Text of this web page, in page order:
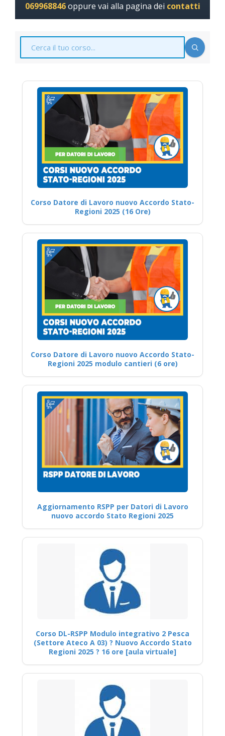
069968846oppure vai alla pagina dei contatti
Corso Datore di Lavoro nuovo Accordo Stato-
Regioni 2025 (16 Ore)
Corso Datore di Lavoro nuovo Accordo Stato-
Regioni 2025 modulo cantieri (6 ore)
Aggiornamento RSPP per Datori di Lavoro
nuovo accordo Stato Regioni 2025
Corso DL-RSPP Modulo integrativo 2 Pesca
(Settore Ateco A 03) ? Nuovo Accordo Stato
Regioni 2025 ? 16 ore [aula virtuale]